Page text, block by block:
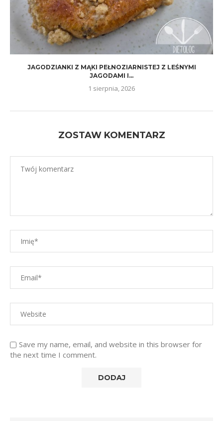
JAGODZIANKI Z MĄKI PEŁNOZIARNISTEJ Z LEŚNYMI
JAGODAMI I...
1 sierpnia, 2026
ZOSTAW KOMENTARZ
Save my name, email, and website in this browser for
the next time I comment.